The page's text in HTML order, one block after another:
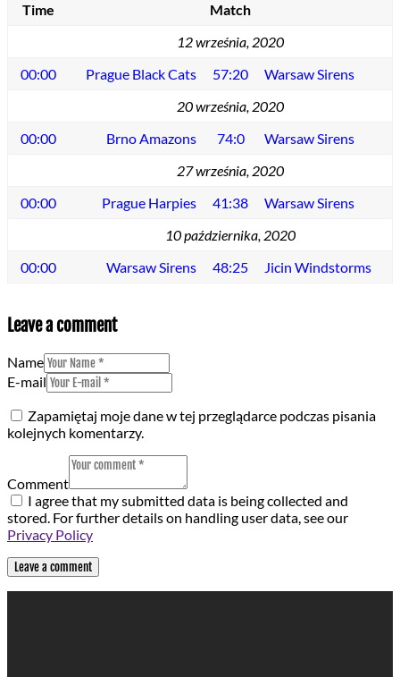
Time
Match
12 września, 2020
00:00
Prague Black Cats 57:20
Warsaw Sirens
20 września, 2020
00:00
Brno Amazons 74:0
Warsaw Sirens
27 września, 2020
00:00
Prague Harpies 41:38
Warsaw Sirens
10 października, 2020
00:00
Warsaw Sirens 48:25 Jicin Windstorms
Leave a comment
Name
E-mail
Zapamiętaj moje dane w tej przeglądarce podczas pisania
kolejnych komentarzy.
Comment
I agree that my submitted data is being collected and
stored. For further details on handling user data, see our
Privacy Policy